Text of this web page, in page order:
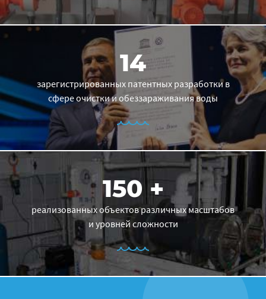
14
зарегистрированных патентных разработки в
сфере очистки и обеззараживания воды
150 +
реализованных объектов различных масштабов
и уровней сложности